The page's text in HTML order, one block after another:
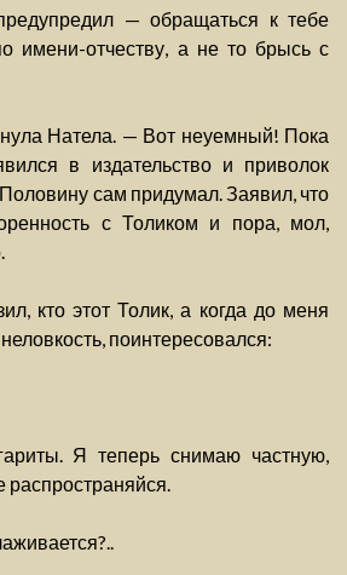
— обращаться к тебе
имени-отчеству, а не то брысь с
Натела. — Вот неуемный! Пока
в издательство и приволок
сам придумал. Заявил, что
с Толиком и пора, мол,
кто этот Толик, а когда до меня
поинтересовался:
Я теперь снимаю частную,
распространяйся.